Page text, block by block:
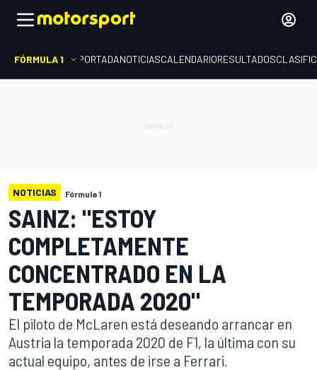
FÓRMULA 1 PORTADANOTICIASCALENDARIORESULTADOS
NOTICIAS Fórmula 1
SAINZ: "ESTOY
COMPLETAMENTE
CONCENTRADO EN LA
TEMPORADA 2020"
El piloto de McLaren está deseando arrancar en
Austria la temporada 2020 de F1, la última con su
actual equipo, antes de irse a Ferrari.